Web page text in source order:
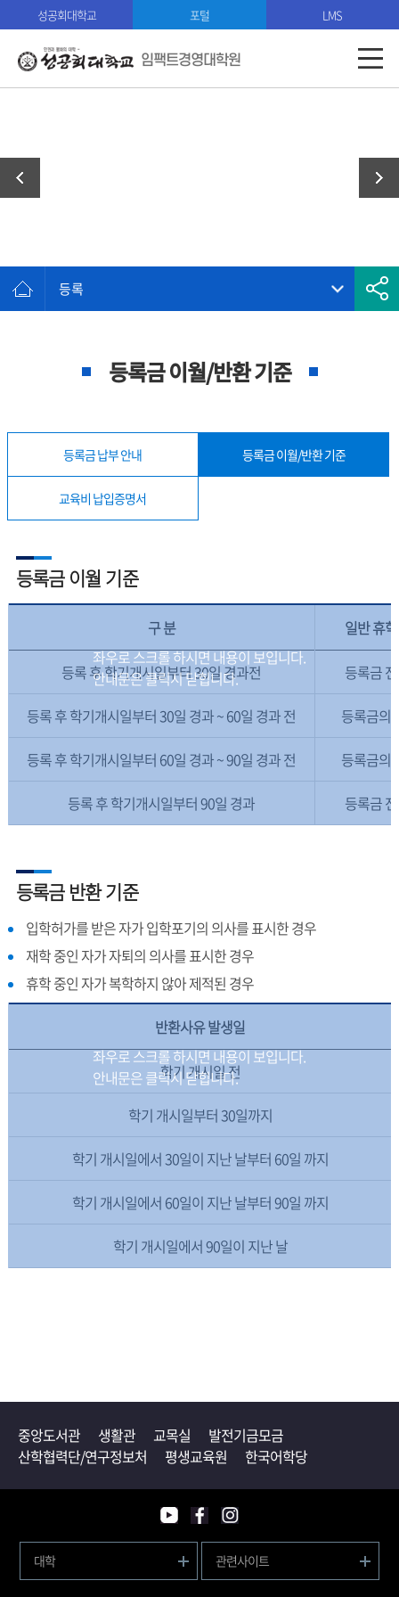
성공회대학교 포털 LMS
임팩트경영대학원
등록
등록금 이월/반환 기준
등록금 납부 안내 등록금 이월/반환 기준
교육비 납입증명서
등록금 이월 기준
구 분 일반 휴
등록 후 학기개시일부터 30일 경과전 등록금
등록 후 학기개시일부터 30일 경과 ~ 60일 경과 전 등록금의
등록 후 학기개시일부터 60일 경과 ~ 90일 경과 전 등록금의
등록 후 학기개시일부터 90일 경과 등록금
등록금 반환 기준
입학허가를 받은 자가 입학포기의 의사를 표시한 경우
재학 중인 자가 자퇴의 의사를 표시한 경우
휴학 중인 자가 복학하지 않아 제적된 경우
반환사유 발생일
학기 개시일 전
학기 개시일부터 30일까지
학기 개시일에서 30일이 지난 날부터 60일 까지
학기 개시일에서 60일이 지난 날부터 90일 까지
학기 개시일에서 90일이 지난 날
중앙도서관 생활관 교목실
발전기금모금
산학협력단/연구정보처
평생교육원 한국어학당
대학 관련사이트